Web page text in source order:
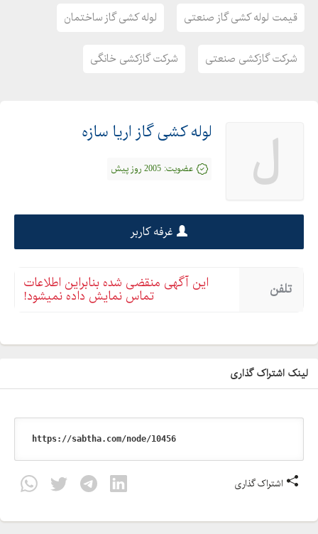
قیمت لوله کشی گاز صنعتی لوله کشی گاز ساختمان
شرکت گازکشی صنعتی شرکت گازکشی خانگی
ل لوله کشی گاز اریا سازه
عضویت: 2005 روز پیش
غرفه کاربر
تلفن این آگهی منقضی شده بنابراین اطلاعات
تماس نمایش داده نمیشود!
لینک اشتراک گذاری
اشتراک گذاری